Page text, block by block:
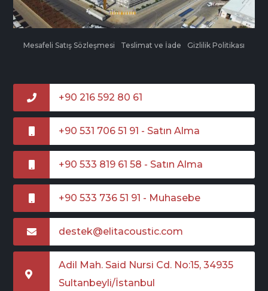
Mesafeli Satış Sözleşmesi Teslimat ve İade Gizlilik Politikası
+90 216 592 80 61
+90 531 706 51 91 - Satın Alma
+90 533 819 61 58 - Satın Alma
+90 533 736 51 91 - Muhasebe
destek@elitacoustic.com
Adil Mah. Said Nursi Cd. No:15, 34935
Sultanbeyli/İstanbul